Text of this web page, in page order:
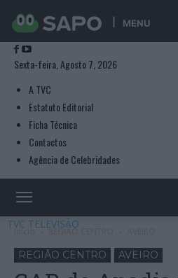
MENU
Sexta-feira, Agosto 7, 2026
A TVC
Estatuto Editorial
Ficha Técnica
Contactos
Agência de Celebridades
TVC TELEVISÃO
Início REGIÃO CENTRO
REGIÃO CENTRO AVEIRO